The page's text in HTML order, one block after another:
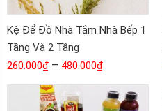
Kệ Để Đồ Nhà Tắm Nhà Bếp 1
Tầng Và 2 Tầng
260.000₫ – 480.000₫